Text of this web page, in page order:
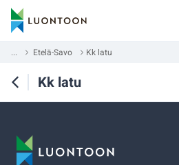
... Etelä-Savo Kk latu
Kk latu